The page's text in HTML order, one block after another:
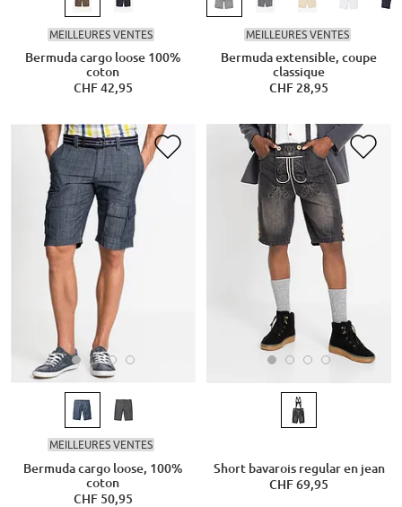
MEILLEURES VENTES
Bermuda cargo loose 100%
coton
CHF 42,95
MEILLEURES VENTES
Bermuda extensible, coupe
classique
CHF 28,95
MEILLEURES VENTES
Bermuda cargo loose, 100%
coton
CHF 50,95
Short bavarois regular en jean
CHF 69,95